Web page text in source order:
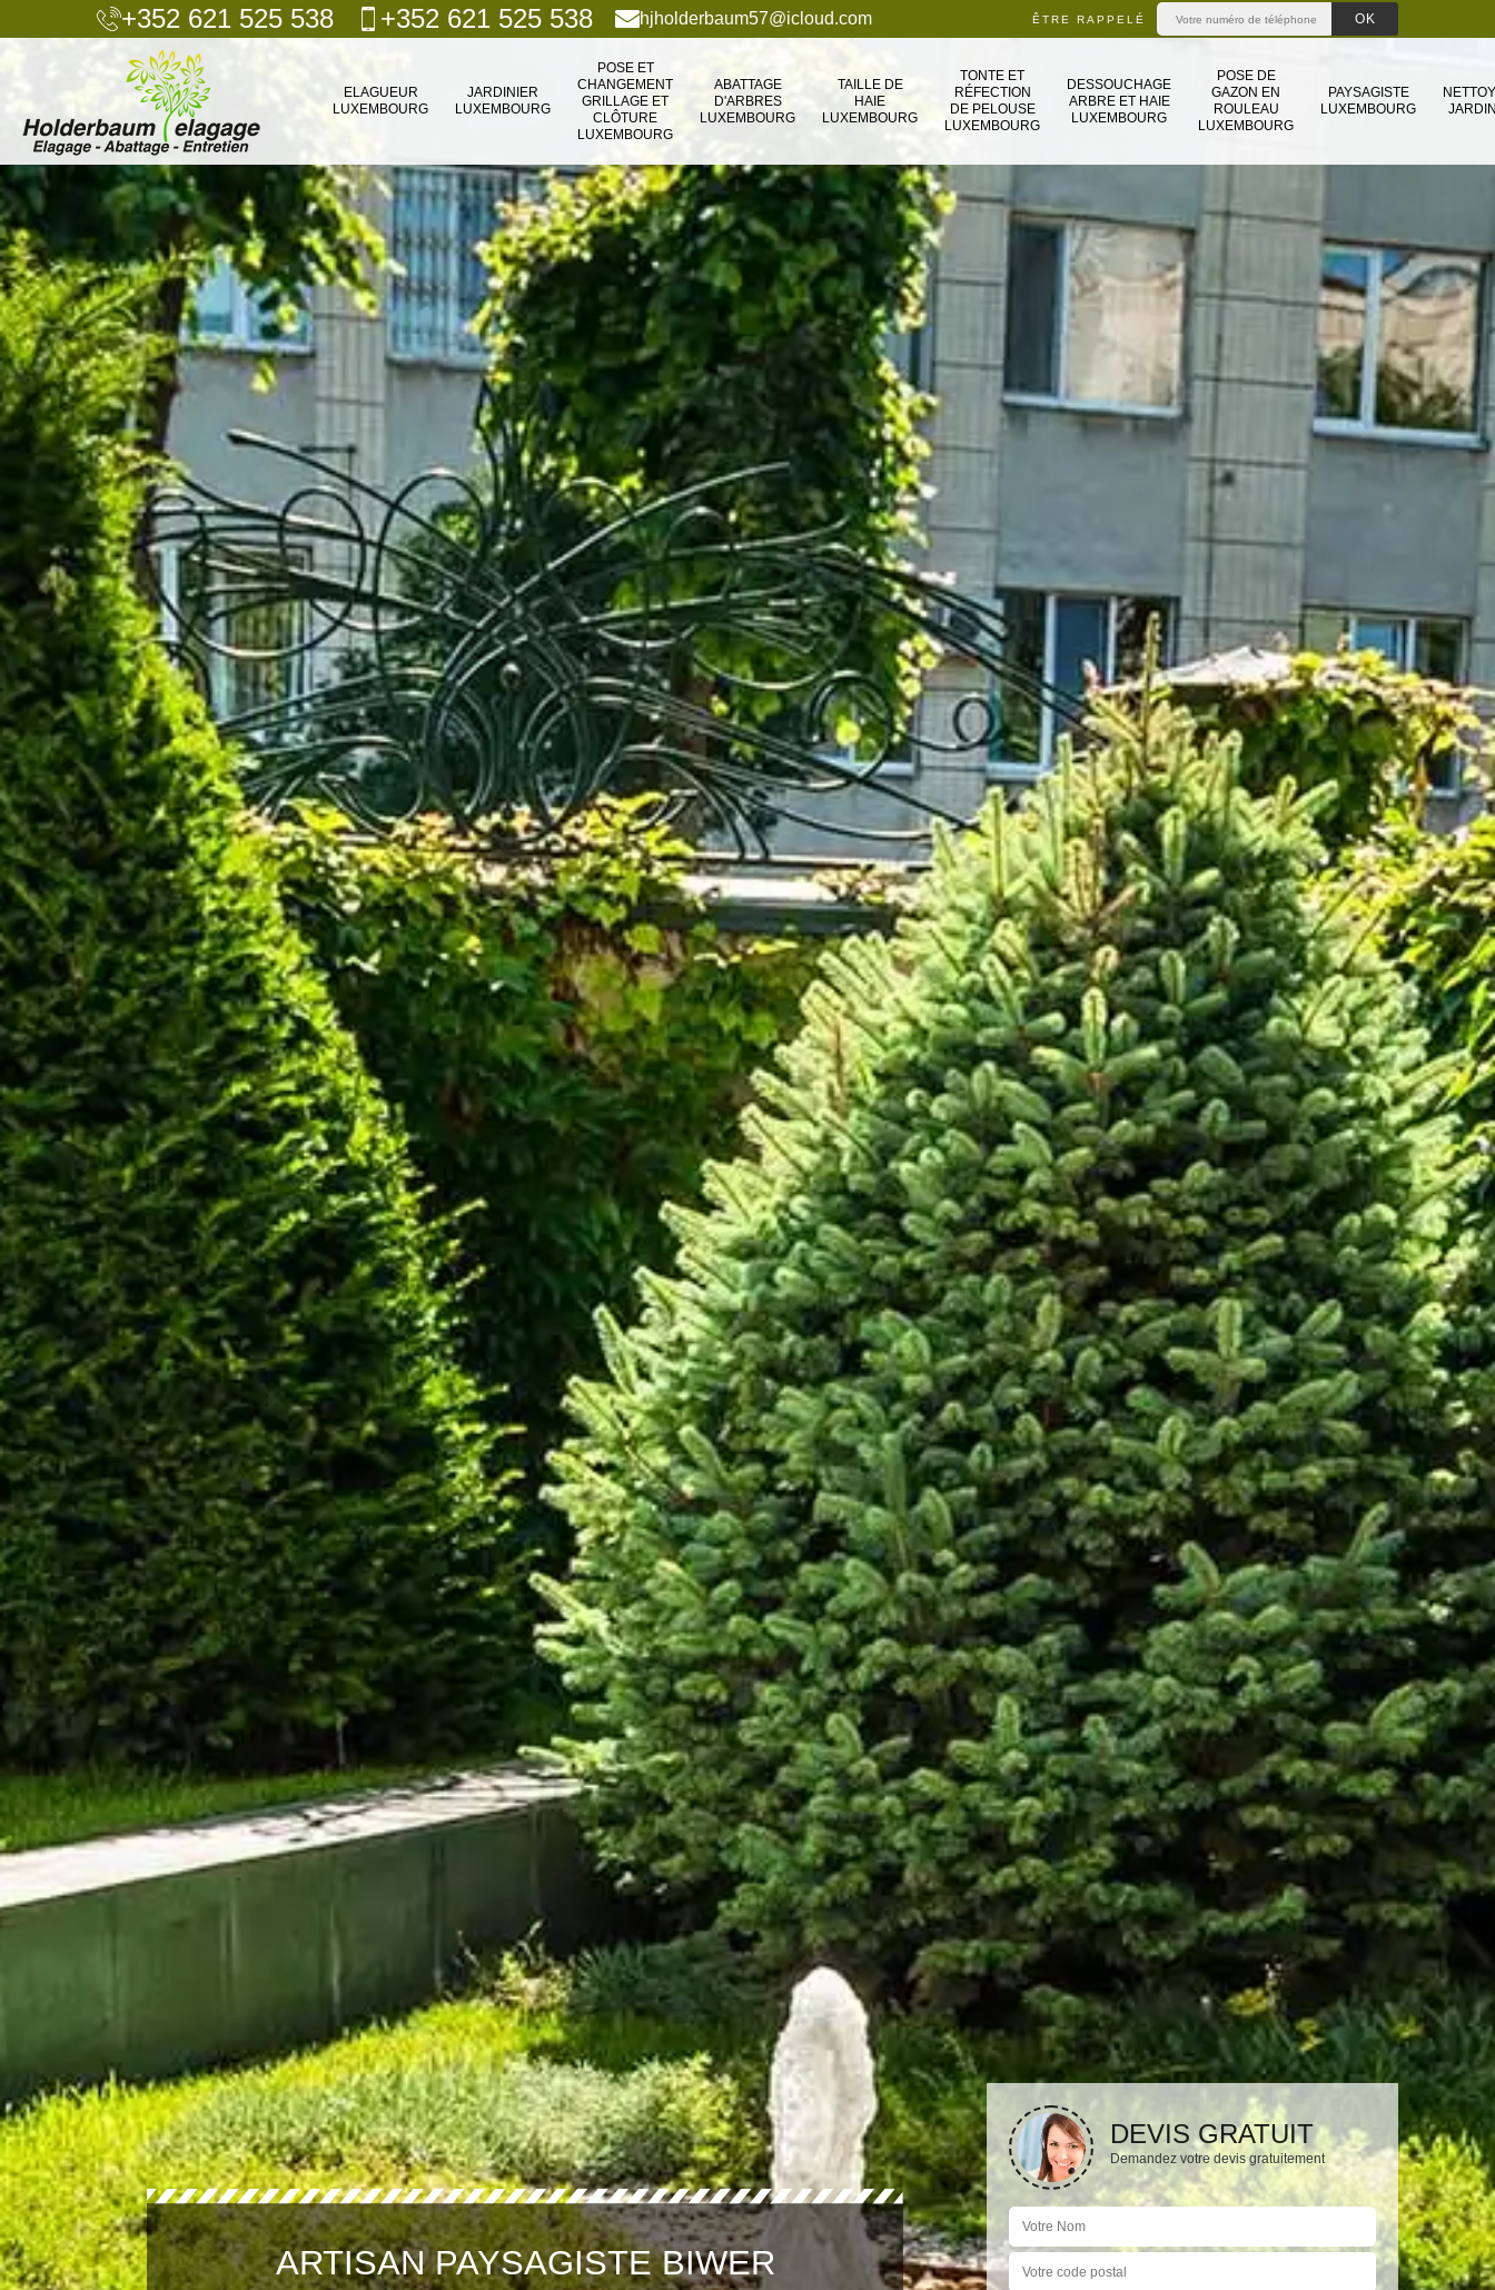
+352 621 525 538 +352 621 525 538 hjholderbaum57@icloud.com ÊTRE RAPPELÉ
ELAGUEUR
LUXEMBOURG
JARDINIER
LUXEMBOURG
POSE ET
CHANGEMENT
GRILLAGE ET
CLÔTURE
LUXEMBOURG
ABATTAGE
D'ARBRES
LUXEMBOURG
TAILLE DE
HAIE
LUXEMBOURG
TONTE ET
RÉFECTION
DE PELOUSE
LUXEMBOURG
DESSOUCHAGE
ARBRE ET HAIE
LUXEMBOURG
POSE DE
GAZON EN
ROULEAU
LUXEMBOURG
PAYSAGISTE
LUXEMBOURG
ARTISAN PAYSAGISTE BIWER
DEVIS GRATUIT
Demandez votre devis gratuitement